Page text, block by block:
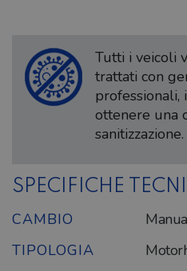
Tutti i veicoli
trattati con
professionali,
ottenere una
sanitizzazione.
SPECIFICHE
CAMBIO
TIPOLOGIA